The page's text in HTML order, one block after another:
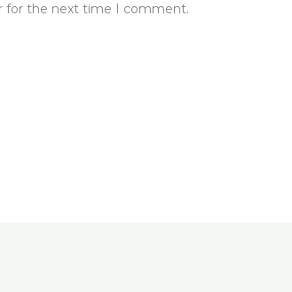
for the next time I comment.